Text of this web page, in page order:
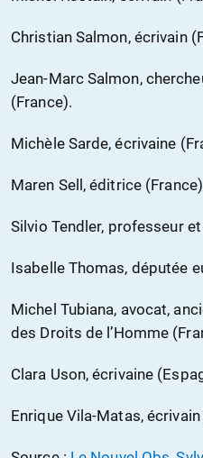
Christian Salmon, écrivain
Jean-Marc Salmon,
(France).
Michèle Sarde, écrivaine
Maren Sell, éditrice
Silvio Tendler, professeur
Isabelle Thomas, députée
Michel Tubiana, avocat,
des Droits de l’Homme
Clara Uson, écrivaine
Enrique Vila-Matas,